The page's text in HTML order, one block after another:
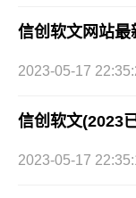
信创软文网站最
2023-05-17
信创软文(2023
2023-05-17